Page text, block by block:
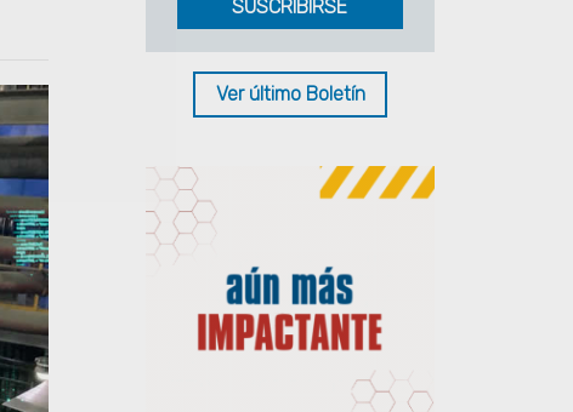
Ver último Boletín